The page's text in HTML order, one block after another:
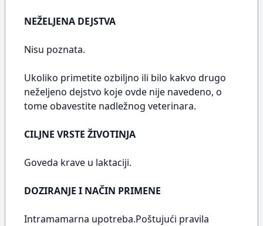
NEŽELJENA DEJSTVA
Nisu poznata.
Ukoliko primetite ozbiljno ili bilo kakvo drugo
neželjeno dejstvo koje ovde nije navedeno, o
tome obavestite nadležnog veterinara.
CILJNE VRSTE ŽIVOTINJA
Goveda krave u laktaciji.
DOZIRANJE I NAČIN PRIMENE
Intramamarna upotreba.Poštujući pravila